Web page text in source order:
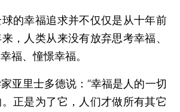
幸福追求并不仅仅是从十年前
，人类从来没有放弃思考幸福、
福、憧憬幸福。
里士多德说：“幸福是人的一切
正是为了它，人们才做所有其它